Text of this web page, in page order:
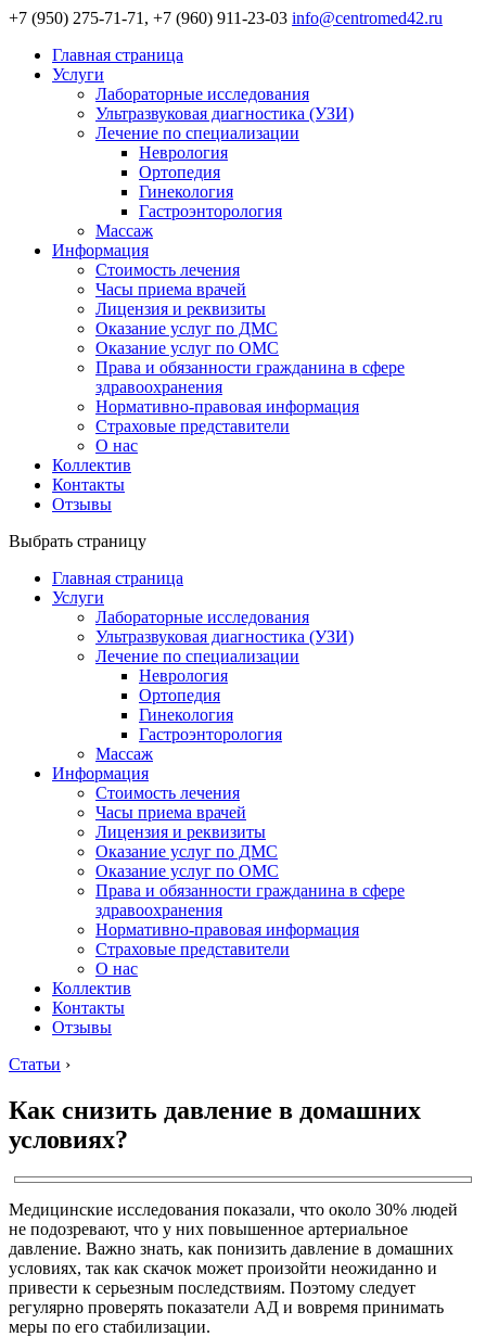
+7 (950) 275-71-71, +7 (960) 911-23-03 info@centromed42.ru
Главная страница
Услуги
Лабораторные исследования
Ультразвуковая диагностика (УЗИ)
Лечение по специализации
Неврология
Ортопедия
Гинекология
Гастроэнторология
Массаж
Информация
Стоимость лечения
Часы приема врачей
Лицензия и реквизиты
Оказание услуг по ДМС
Оказание услуг по ОМС
Права и обязанности гражданина в сфере
здравоохранения
Нормативно-правовая информация
Страховые представители
О нас
Коллектив
Контакты
Отзывы
Выбрать страницу
Главная страница
Услуги
Лабораторные исследования
Ультразвуковая диагностика (УЗИ)
Лечение по специализации
Неврология
Ортопедия
Гинекология
Гастроэнторология
Массаж
Информация
Стоимость лечения
Часы приема врачей
Лицензия и реквизиты
Оказание услуг по ДМС
Оказание услуг по ОМС
Права и обязанности гражданина в сфере
здравоохранения
Нормативно-правовая информация
Страховые представители
О нас
Коллектив
Контакты
Отзывы
Статьи ›
Как снизить давление в домашних
условиях?
Медицинские исследования показали, что около 30% людей
не подозревают, что у них повышенное артериальное
давление. Важно знать, как понизить давление в домашних
условиях, так как скачок может произойти неожиданно и
привести к серьезным последствиям. Поэтому следует
регулярно проверять показатели АД и вовремя принимать
меры по его стабилизации.